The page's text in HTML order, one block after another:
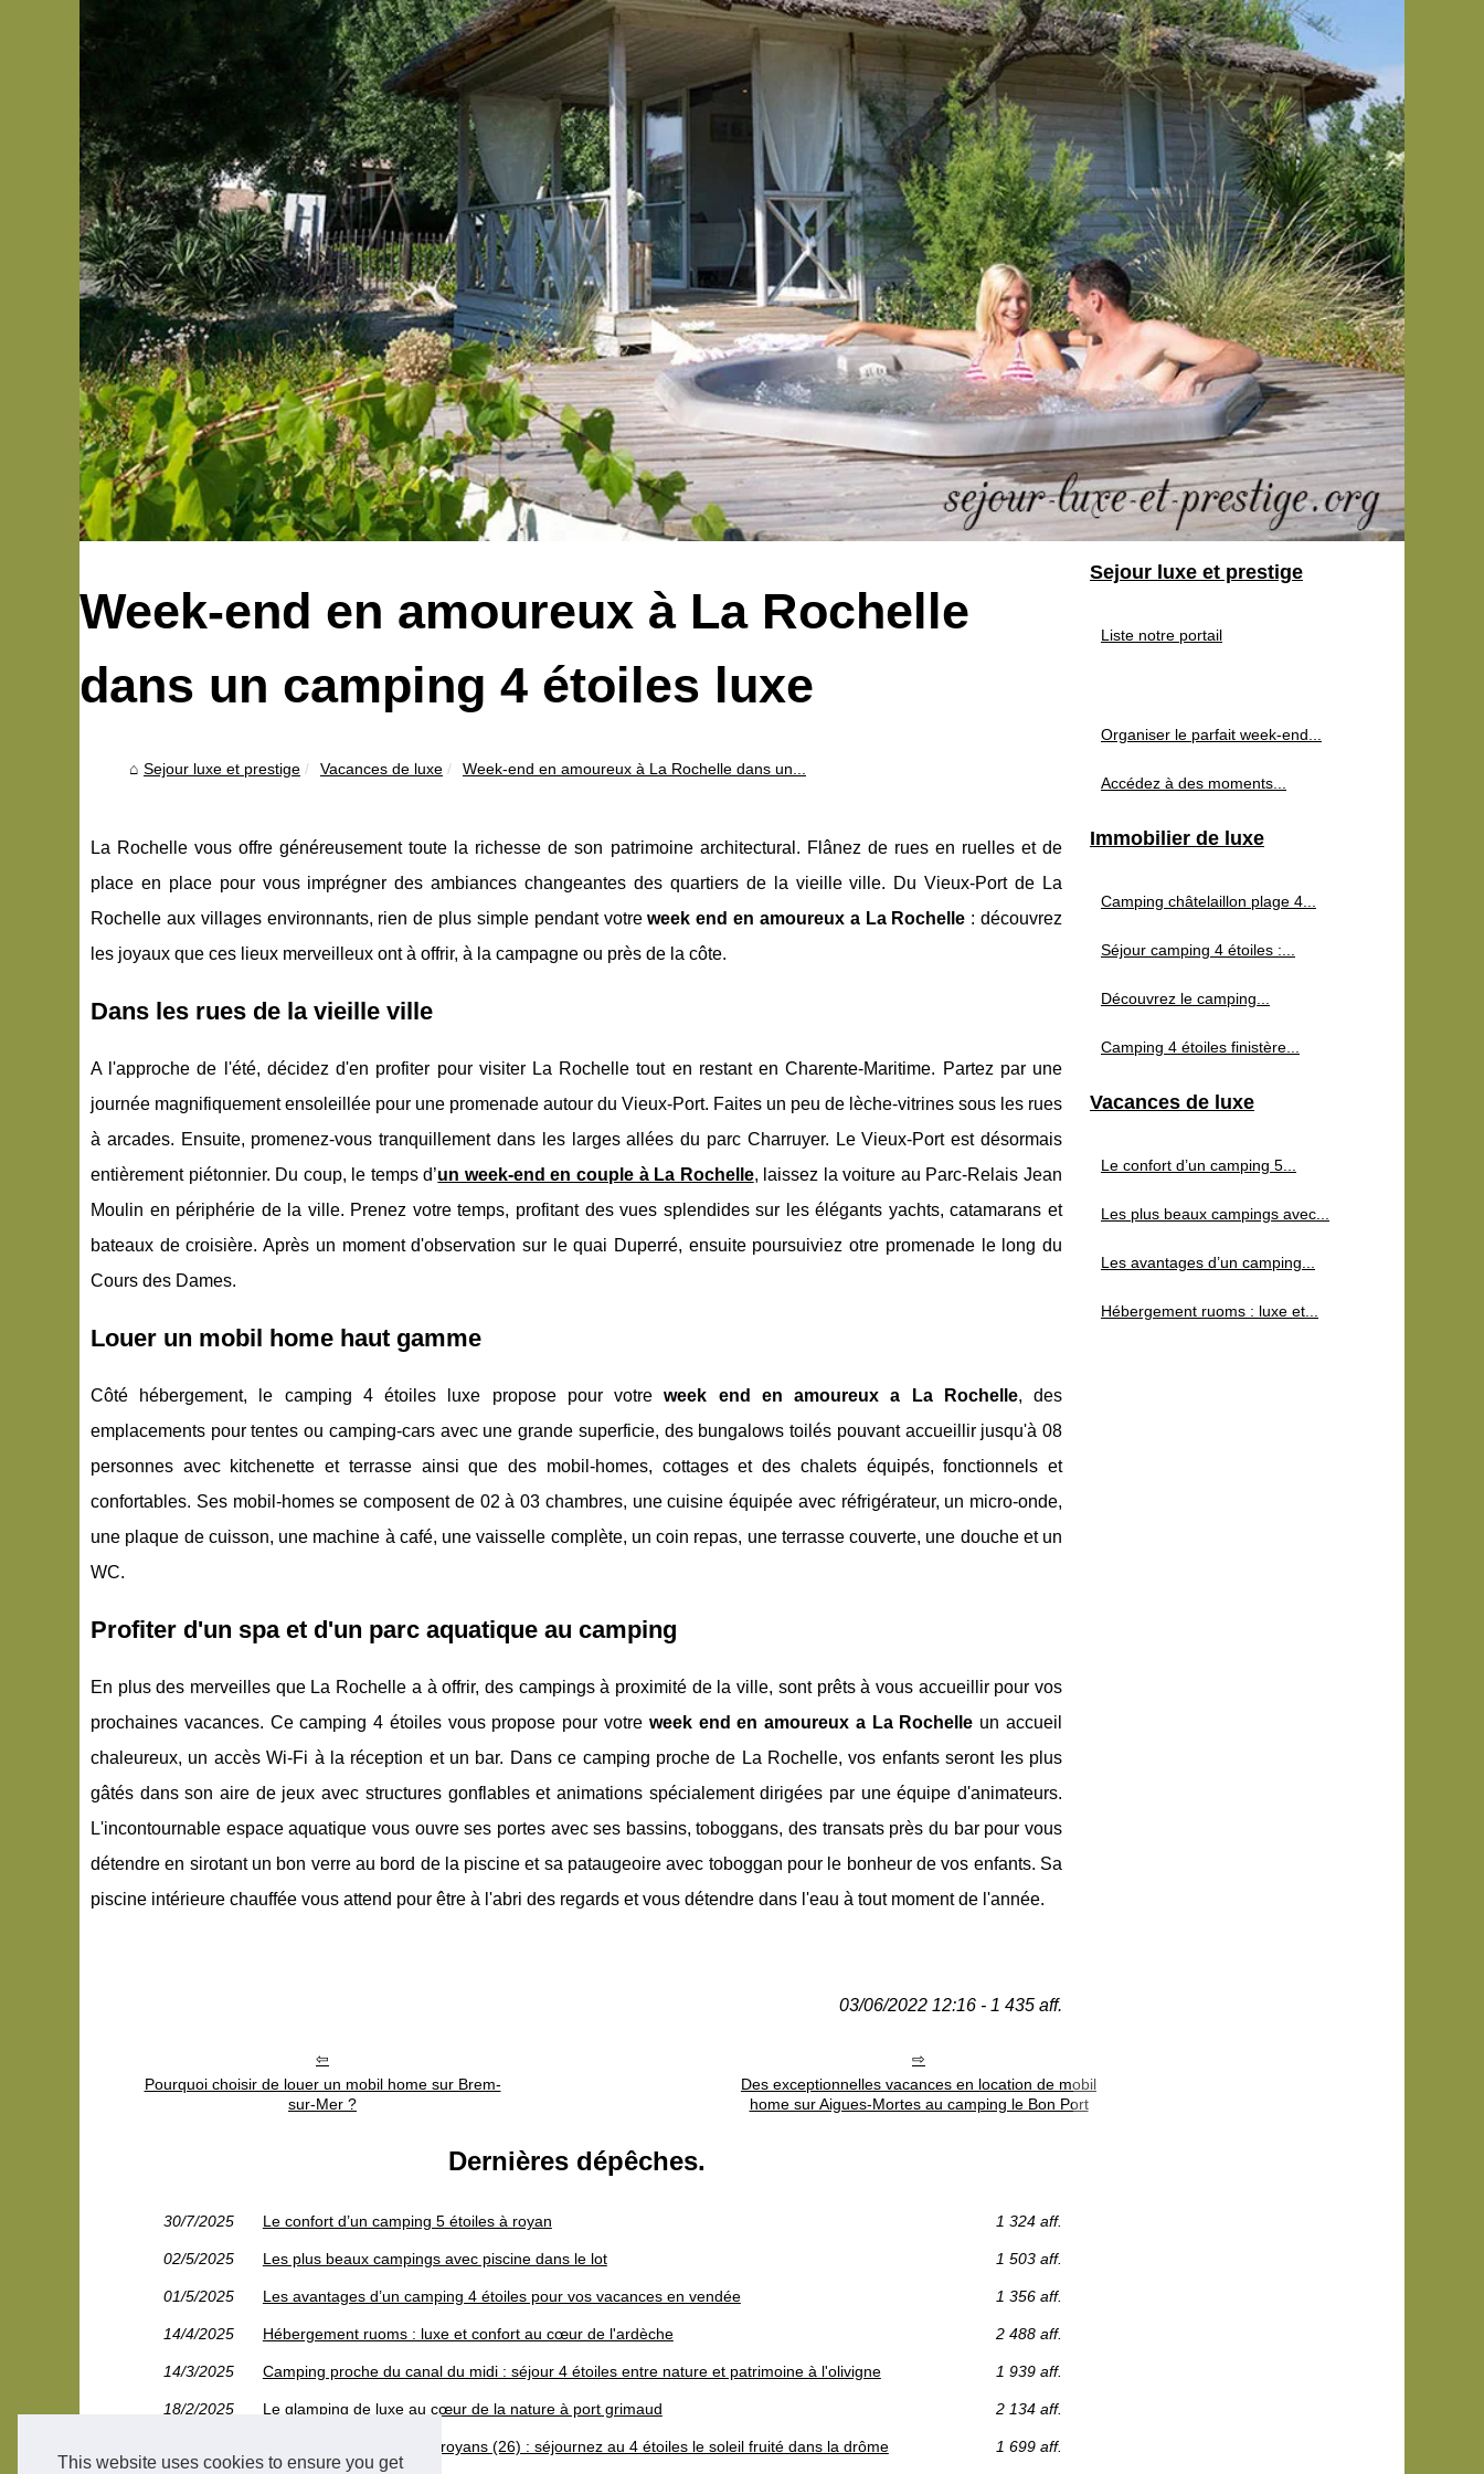
This website uses cookies to ensure you get
Week-end en amoureux à La Rochelle
dans un camping 4 étoiles luxe
Sejour luxe et prestige Vacances de luxe Week-end en amoureux à La Rochelle dans un...
La Rochelle vous offre généreusement toute la richesse de son patrimoine architectural. Flânez de rues en ruelles et de
place en place pour vous imprégner des ambiances changeantes des quartiers de la vieille ville. Du Vieux-Port de La
Rochelle aux villages environnants, rien de plus simple pendant votreweek end en amoureux a La Rochelle : découvrez
les joyaux que ces lieux merveilleux ont à offrir, à la campagne ou près de la côte.
Dans les rues de la vieille ville
A l'approche de l'été, décidez d'en profiter pour visiter La Rochelle tout en restant en Charente-Maritime. Partez par une
journée magnifiquement ensoleillée pour une promenade autour du Vieux-Port. Faites un peu de lèche-vitrines sous les rues
à arcades. Ensuite, promenez-vous tranquillement dans les larges allées du parc Charruyer. Le Vieux-Port est désormais
entièrement piétonnier. Du coup, le temps d’un week-end en couple à La Rochelle, laissez la voiture au Parc-Relais Jean
Moulin en périphérie de la ville. Prenez votre temps, profitant des vues splendides sur les élégants yachts, catamarans et
bateaux de croisière. Après un moment d'observation sur le quai Duperré, ensuite poursuiviez otre promenade le long du
Cours des Dames.
Louer un mobil home haut gamme
Côté hébergement, le camping 4 étoiles luxe propose pour votreweek end en amoureux a La Rochelle, des
emplacements pour tentes ou camping-cars avec une grande superficie, des bungalows toilés pouvant accueillir jusqu'à 08
personnes avec kitchenette et terrasse ainsi que des mobil-homes, cottages et des chalets équipés, fonctionnels et
confortables. Ses mobil-homes se composent de 02 à 03 chambres, une cuisine équipée avec réfrigérateur, un micro-onde,
une plaque de cuisson, une machine à café, une vaisselle complète, un coin repas, une terrasse couverte, une douche et un
WC.
Profiter d'un spa et d'un parc aquatique au camping
En plus des merveilles que La Rochelle a à offrir, des campings à proximité de la ville, sont prêts à vous accueillir pour vos
prochaines vacances. Ce camping 4 étoiles vous propose pour votre week end en amoureux a La Rochelle un accueil
chaleureux, un accès Wi-Fi à la réception et un bar. Dans ce camping proche de La Rochelle, vos enfants seront les plus
gâtés dans son aire de jeux avec structures gonflables et animations spécialement dirigées par une équipe d'animateurs.
L'incontournable espace aquatique vous ouvre ses portes avec ses bassins, toboggans, des transats près du bar pour vous
détendre en sirotant un bon verre au bord de la piscine et sa pataugeoire avec toboggan pour le bonheur de vos enfants. Sa
piscine intérieure chauffée vous attend pour être à l'abri des regards et vous détendre dans l'eau à tout moment de l'année.
03/06/2022 12:16 - 1 435 aff.
Pourquoi choisir de louer un mobil home sur Brem-
sur-Mer ?
Des exceptionnelles vacances en location de mobil
home sur Aigues-Mortes au camping le Bon Port
Dernières dépêches.
30/7/2025 Le confort d’un camping 5 étoiles à royan 1 324 aff.
02/5/2025 Les plus beaux campings avec piscine dans le lot 1 503 aff.
01/5/2025 Les avantages d’un camping 4 étoiles pour vos vacances en vendée 1 356 aff.
14/4/2025 Hébergement ruoms : luxe et confort au cœur de l'ardèche 2 488 aff.
14/3/2025 Camping proche du canal du midi : séjour 4 étoiles entre nature et patrimoine à l'olivigne 1 939 aff.
18/2/2025 Le glamping de luxe au cœur de la nature à port grimaud 2 134 aff.
Camping à saint-jean-en-royans (26) : séjournez au 4 étoiles le soleil fruité dans la drôme 1 699 aff.
Sejour luxe et prestige
Liste notre portail
Organiser le parfait week-end...
Accédez à des moments...
Immobilier de luxe
Camping châtelaillon plage 4...
Séjour camping 4 étoiles :...
Découvrez le camping...
Camping 4 étoiles finistère...
Vacances de luxe
Le confort d’un camping 5...
Les plus beaux campings avec...
Les avantages d’un camping...
Hébergement ruoms : luxe et...